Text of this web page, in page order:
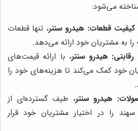
می‌شود:
قطعات: هیدرو سنتر، تنها قطعات
به مشتریان خود ارائه می‌دهد.
هیدرو سنتر، با ارائه قیمت‌های
خود کمک می‌کند تا هزینه‌های خود را
هیدرو سنتر، طیف گسترده‌ای از
را در اختیار مشتریان خود قرار